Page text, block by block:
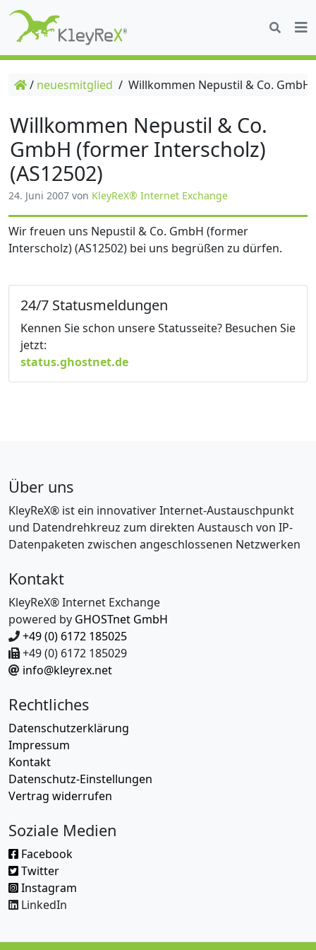
/ neuesmitglied / Willkommen Nepustil & Co.
Willkommen Nepustil & Co.
GmbH (former Interscholz)
(AS12502)
24. Juni 2007 von KleyReX® Internet Exchange
Wir freuen uns Nepustil & Co. GmbH (former
Interscholz) (AS12502) bei uns begrüßen zu dürfen.
24/7 Statusmeldungen
Kennen Sie schon unsere Statusseite? Besuchen Sie
jetzt:
status.ghostnet.de
Über uns
KleyReX® ist ein innovativer Internet-Austauschpunkt
und Datendrehkreuz zum direkten Austausch von IP-
Datenpaketen zwischen angeschlossenen Netzwerken
Kontakt
KleyReX® Internet Exchange
powered by GHOSTnet GmbH
+49 (0) 6172 185025
+49 (0) 6172 185029
info@kleyrex.net
Rechtliches
Datenschutzerklärung
Impressum
Kontakt
Datenschutz-Einstellungen
Vertrag widerrufen
Soziale Medien
Facebook
Twitter
Instagram
LinkedIn